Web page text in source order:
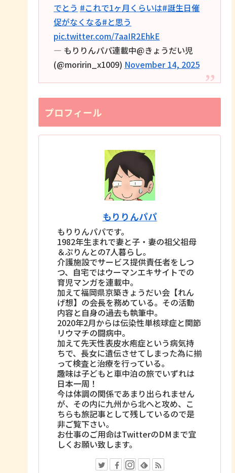
でとう #これで1ヶ月くらいは#誕生日催
促がなくなる#と思う
pic.twitter.com/7aaIR2EhkE
— もりりんパパ連載中@きょうだい児
(@moririn_x1009) November 14, 2025
プロフィール
もりりんパパ
もりりんパパです。
1982年生まれで妻と子・妻の祖父祖母
＆ぷりんとの7人暮らし。
介護施設でサービス提供責任者をしつ
つ、自宅ではウーマンエキサイトでの
育児マンガを連載中。
加えて福岡県京築きょうだい会【れん
げ想】の会長を務めている。その活動
内容と自身の過去も執筆中。
2020年2月からは伝染性単核球症と関節
リウマチの闘病中。
加えて先天性表皮水疱症という病気持
ちで、長女に遺伝させてしまった為に揃
って検査と治療を行っている。
趣味は子どもと車中泊の旅でいずれは
日本一周！
今は体調の関係であまり出られません
が、その内に九州から北へと攻め、こ
ちらも旅記事として残しているので是
非ご覧下さい。
お仕事のご用命はTwitterのDMまで宜
しくお願い致します。